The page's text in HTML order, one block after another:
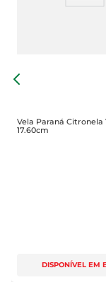
Vela Paraná Citronela
17.60cm
DISPONÍVEL EM